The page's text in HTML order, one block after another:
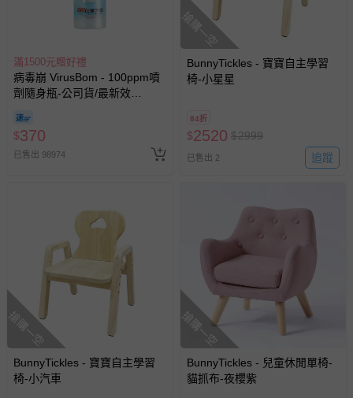
已出貨通知之訊息為主。
如您收到商品，請依正常流程檢查是否完好，若商品遇瑕疵
情形，您可申請更換新品或退貨，請見：
若您對於會員帳號、商品訂購與資訊、購物流程、付款方
式、折價券與購物金的使用、退貨及商品運送方式等有疑
預購商品：預購為海外同步代購，遇缺貨即會通知媽咪並協
助取消退款事宜。
商品如因「價格、組合」等錯誤原因，導致無法安排出貨，
滿1500元贈好禮
病毒崩 VirusBom - 100ppm噴
劑隨身瓶-公司貨/最新效
$370
已售出 98974
搶購一空
BunnyTickles - 寶寶自主學習
椅-小星星
84折
$2520 $2999
已售出 2 追蹤
搶購一空
BunnyTickles - 寶寶自主學習
椅-小汽車
搶購一空
BunnyTickles - 兒童休閒單椅-
貓抓布-夜櫻紫